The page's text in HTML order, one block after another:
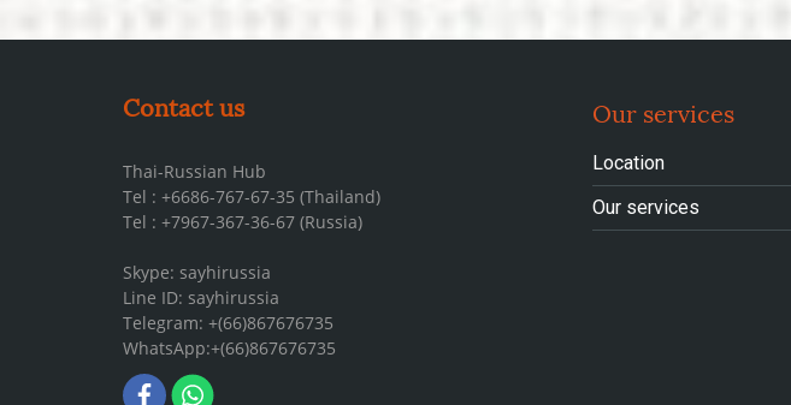
Contact us
Thai-Russian Hub
Tel : +6686-767-67-35 (Thailand)
Tel : +7967-367-36-67 (Russia)
Skype: sayhirussia
Line ID: sayhirussia
Telegram: +(66)867676735
WhatsApp:+(66)867676735
Our services
Location
Our services